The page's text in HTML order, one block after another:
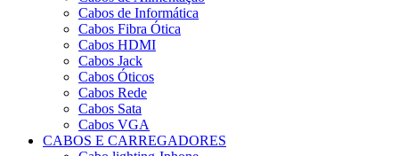
Cabos de Informática
Cabos Fibra Ótica
Cabos HDMI
Cabos Jack
Cabos Óticos
Cabos Rede
Cabos Sata
Cabos VGA
CABOS E CARREGADORES